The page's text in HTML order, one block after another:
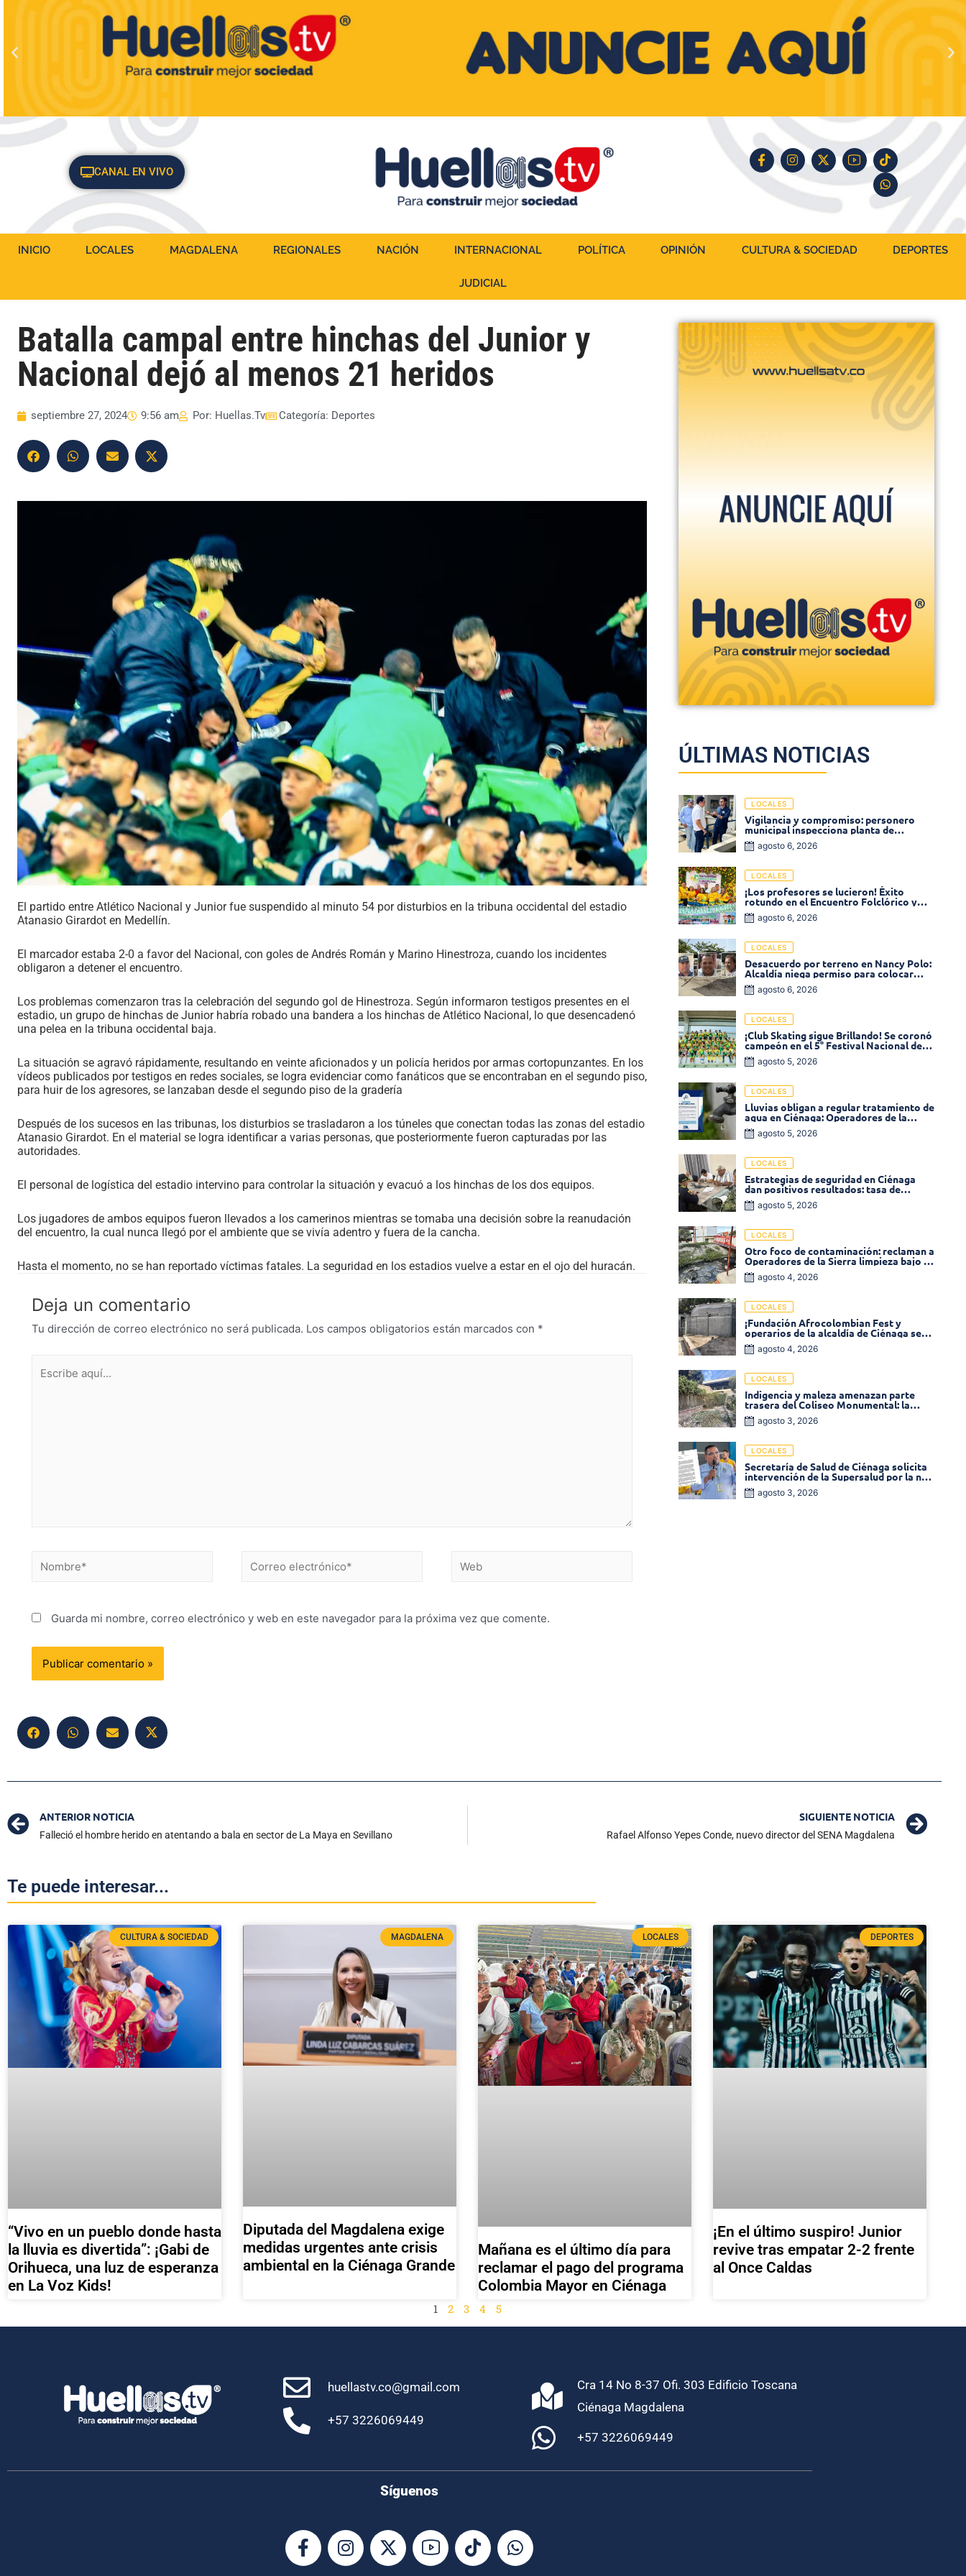
CANAL EN VIVO
INICIO LOCALES MAGDALENA REGIONALES NACIÓN INTERNACIONAL POLÍTICA OPINIÓN CULTURA & SOCIEDAD DEPORTES
JUDICIAL
Batalla campal entre hinchas del Junior y
Nacional dejó al menos 21 heridos
septiembre 27, 2024 9:56 am Por: Huellas.Tv Categoría: Deportes
El partido entre Atlético Nacional y Junior fue suspendido al minuto 54 por disturbios en la tribuna occidental del estadio
Atanasio Girardot en Medellín.
El marcador estaba 2-0 a favor del Nacional, con goles de Andrés Román y Marino Hinestroza, cuando los incidentes
obligaron a detener el encuentro.
Los problemas comenzaron tras la celebración del segundo gol de Hinestroza. Según informaron testigos presentes en el
estadio, un grupo de hinchas de Junior habría robado una bandera a los hinchas de Atlético Nacional, lo que desencadenó
una pelea en la tribuna occidental baja.
La situación se agravó rápidamente, resultando en veinte aficionados y un policía heridos por armas cortopunzantes. En los
vídeos publicados por testigos en redes sociales, se logra evidenciar como fanáticos que se encontraban en el segundo piso,
para huir de los agresores, se lanzaban desde el segundo piso de la gradería
Después de los sucesos en las tribunas, los disturbios se trasladaron a los túneles que conectan todas las zonas del estadio
Atanasio Girardot. En el material se logra identificar a varias personas, que posteriormente fueron capturadas por las
autoridades.
El personal de logística del estadio intervino para controlar la situación y evacuó a los hinchas de los dos equipos.
Los jugadores de ambos equipos fueron llevados a los camerinos mientras se tomaba una decisión sobre la reanudación
del encuentro, la cual nunca llegó por el ambiente que se vivía adentro y fuera de la cancha.
Hasta el momento, no se han reportado víctimas fatales. La seguridad en los estadios vuelve a estar en el ojo del huracán.
Deja un comentario
Tu dirección de correo electrónico no será publicada. Los campos obligatorios están marcados con *
Guarda mi nombre, correo electrónico y web en este navegador para la próxima vez que comente.
ÚLTIMAS NOTICIAS
LOCALES
Vigilancia y compromiso: personero
municipal inspecciona planta de
tratamiento de agua
agosto 6, 2026
LOCALES
¡Los profesores se lucieron! Éxito
rotundo en el Encuentro Folclórico y
Cultural del Magisterio 2026 en Ciénaga
agosto 6, 2026
LOCALES
Desacuerdo por terreno en Nancy Polo:
Alcaldía niega permiso para colocar
venta de comidas
agosto 6, 2026
LOCALES
¡Club Skating sigue Brillando! Se coronó
campeón en el 5° Festival Nacional de
Patinaje «Soledad sobre Ruedas»
agosto 5, 2026
LOCALES
Lluvias obligan a regular tratamiento de
agua en Ciénaga: Operadores de la
Sierra anuncia baja presión en varios
sectores
agosto 5, 2026
LOCALES
Estrategias de seguridad en Ciénaga
dan positivos resultados: tasa de
homicidios disminuyó un 58% en 2026
agosto 5, 2026
LOCALES
Otro foco de contaminación: reclaman a
Operadores de la Sierra limpieza bajo el
puente de la calle 19 con carrera 11
agosto 4, 2026
LOCALES
¡Fundación Afrocolombian Fest y
operarios de la alcaldía de Ciénaga se
ponen la 10! Realizan limpieza de la
parte posterior del Coliseo
agosto 4, 2026
LOCALES
Indigencia y maleza amenazan parte
trasera del Coliseo Monumental: la
comunidad exige acción inmediata!
agosto 3, 2026
LOCALES
Secretaría de Salud de Ciénaga solicita
intervención de la Supersalud por la no
entrega de medicamentos en las EPS
agosto 3, 2026
ANTERIOR NOTICIA
Falleció el hombre herido en atentando a bala en sector de La Maya en Sevillano
SIGUIENTE NOTICIA
Rafael Alfonso Yepes Conde, nuevo director del SENA Magdalena
Te puede interesar...
CULTURA & SOCIEDAD
“Vivo en un pueblo donde hasta
la lluvia es divertida”: ¡Gabi de
Orihueca, una luz de esperanza
en La Voz Kids!
MAGDALENA
Diputada del Magdalena exige
medidas urgentes ante crisis
ambiental en la Ciénaga Grande
LOCALES
Mañana es el último día para
reclamar el pago del programa
Colombia Mayor en Ciénaga
DEPORTES
¡En el último suspiro! Junior
revive tras empatar 2-2 frente
al Once Caldas
1 2 3 4 5
huellastv.co@gmail.com
+57 3226069449
Cra 14 No 8-37 Ofi. 303 Edificio Toscana
Ciénaga Magdalena
+57 3226069449
Síguenos